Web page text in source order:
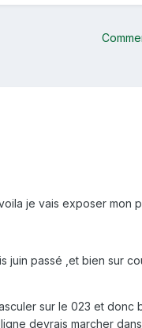
je vais exposer mon
juin passé ,et bien sur
sur le 023 et
devrais marcher